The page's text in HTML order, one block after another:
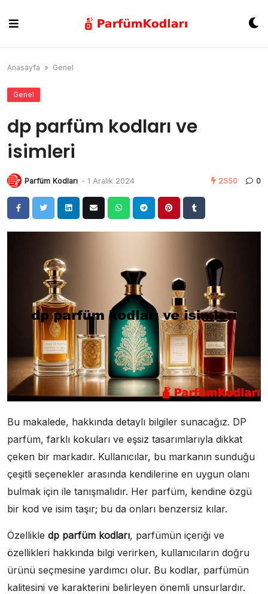
content
Anasayfa » Genel
Genel
dp parfüm kodları ve
isimleri
Parfüm Kodları - 1 Aralık 2024 2550 0
Bu makalede, hakkında detaylı bilgiler sunacağız. DP
parfüm, farklı kokuları ve eşsiz tasarımlarıyla dikkat
çeken bir markadır. Kullanıcılar, bu markanın sunduğu
çeşitli seçenekler arasında kendilerine en uygun olanı
bulmak için ile tanışmalıdır. Her parfüm, kendine özgü
bir kod ve isim taşır; bu da onları benzersiz kılar.
Özellikle dp parfüm kodları, parfümün içeriği ve
özellikleri hakkında bilgi verirken, kullanıcıların doğru
ürünü seçmesine yardımcı olur. Bu kodlar, parfümün
kalitesini ve karakterini belirleyen önemli unsurlardır.